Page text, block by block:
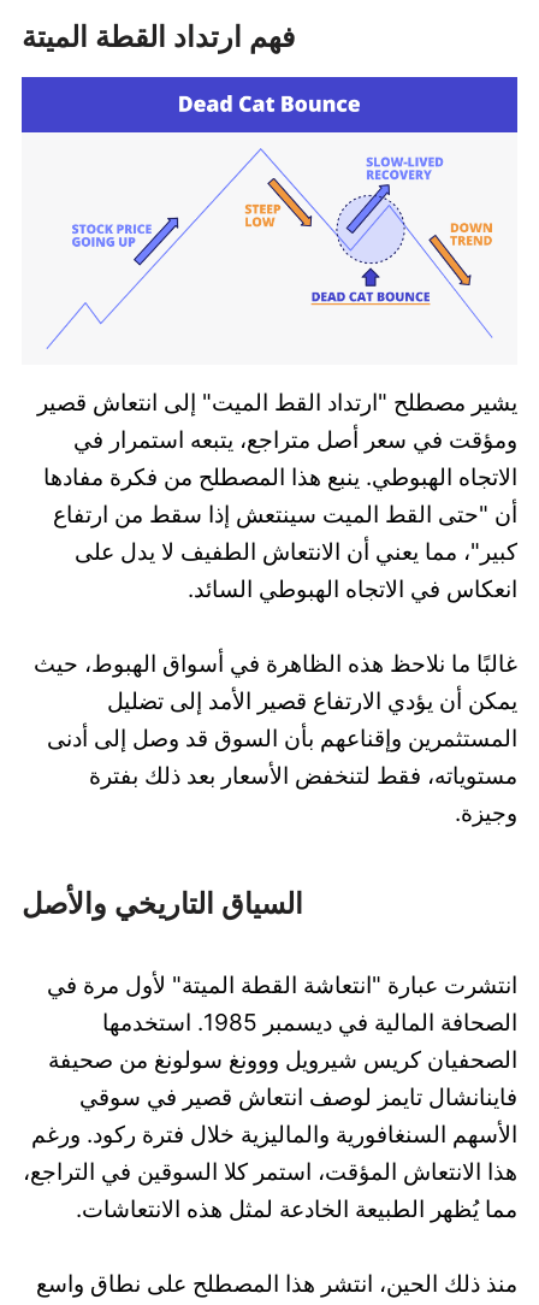
فهم ارتداد القطة الميتة
يشير مصطلح "ارتداد القط الميت" إلى انتعاش قصير
ومؤقت في سعر أصل متراجع، يتبعه استمرار في
الاتجاه الهبوطي. ينبع هذا المصطلح من فكرة مفادها
أن "حتى القط الميت سينتعش إذا سقط من ارتفاع
كبير"، مما يعني أن الانتعاش الطفيف لا يدل على
انعكاس في الاتجاه الهبوطي السائد.
غالبًا ما نلاحظ هذه الظاهرة في أسواق الهبوط، حيث
يمكن أن يؤدي الارتفاع قصير الأمد إلى تضليل
المستثمرين وإقناعهم بأن السوق قد وصل إلى أدنى
مستوياته، فقط لتنخفض الأسعار بعد ذلك بفترة
وجيزة.
السياق التاريخي والأصل
انتشرت عبارة "انتعاشة القطة الميتة" لأول مرة في
الصحافة المالية في ديسمبر 1985. استخدمها
الصحفيان كريس شيرويل ووونغ سولونغ من صحيفة
فاينانشال تايمز لوصف انتعاش قصير في سوقي
الأسهم السنغافورية والماليزية خلال فترة ركود. ورغم
هذا الانتعاش المؤقت، استمر كلا السوقين في التراجع،
مما يُظهر الطبيعة الخادعة لمثل هذه الانتعاشات.
منذ ذلك الحين، انتشر هذا المصطلح على نطاق واسع